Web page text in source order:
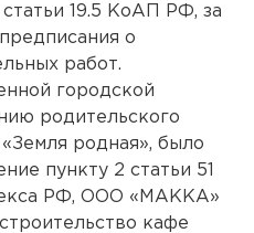
19.5 КоАП РФ, за
о
работ.
городской
родительского
родная», было
пункту 2 статьи 51
РФ, ООО «МАККА»
кафе